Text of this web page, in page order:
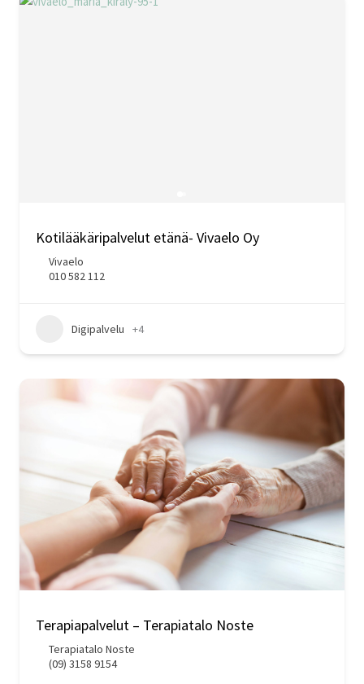
Kotilääkäripalvelut etänä- Vivaelo Oy
Vivaelo
010 582 112
Digipalvelu +4
Terapiapalvelut – Terapiatalo Noste
Terapiatalo Noste
(09) 3158 9154